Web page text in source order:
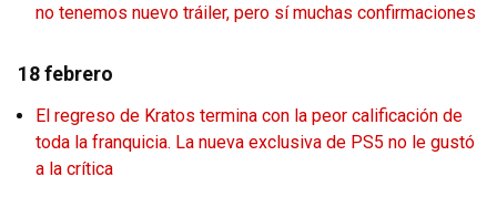
no tenemos nuevo tráiler, pero sí muchas confirmaciones
18 febrero
El regreso de Kratos termina con la peor calificación de
toda la franquicia. La nueva exclusiva de PS5 no le gustó
a la crítica